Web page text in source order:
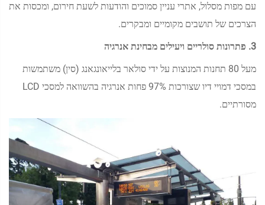
עם מפות מסלול, אתרי עניין סמוכים והודעות לשעת חירום, ומכסות את
הצרכים של תושבים מקומיים ומבקרים.
3. פתרונות סולריים ויעילים מבחינת אנרגיה
מעל 80 תחנות המנוצות על ידי סולאר בלייאונגאנג (סין) משתמשות
במסכי דמויי דיו שצורכות 97% פחות אנרגיה בהשוואה למסכי LCD
מסורתיים.